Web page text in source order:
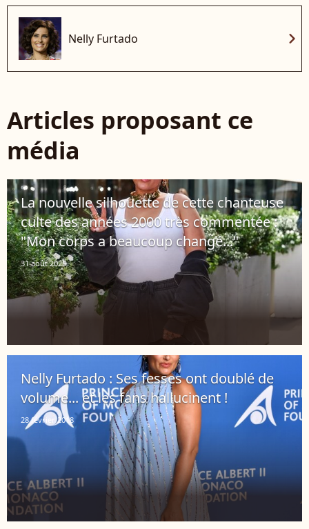
Nelly Furtado chevron_right
Articles proposant ce
média
La nouvelle silhouette de cette chanteuse
culte des années 2000 très commentée :
"Mon corps a beaucoup changé..."
31 août 2025
Nelly Furtado : Ses fesses ont doublé de
volume... et les fans hallucinent !
28 février 2018